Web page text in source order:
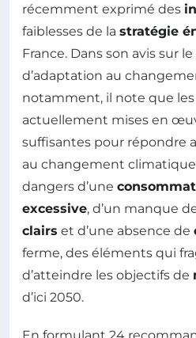
récemment exprimé des
faiblesses de la stratégie
France. Dans son avis sur
d’adaptation au
notamment, il note que
actuellement mises en
suffisantes pour répondre
au changement
dangers d’une
excessive, d’un manque
clairs et d’une absence de
ferme, des éléments qui
d’atteindre les objectifs de
d’ici 2050.
En formulant 24